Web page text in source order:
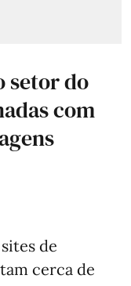
setor do
com
de
cerca de